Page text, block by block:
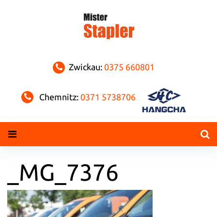
Zwickau: 0375 660801
Chemnitz: 0371 5738706
_MG_7376